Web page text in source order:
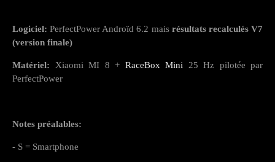
Logiciel: PerfectPower Androïd 6.2 mais résultats recalculés V7
(version finale)
Matériel: Xiaomi MI 8 + RaceBox Mini 25 Hz pilotée par
PerfectPower
Notes préalables:
- S = Smartphone